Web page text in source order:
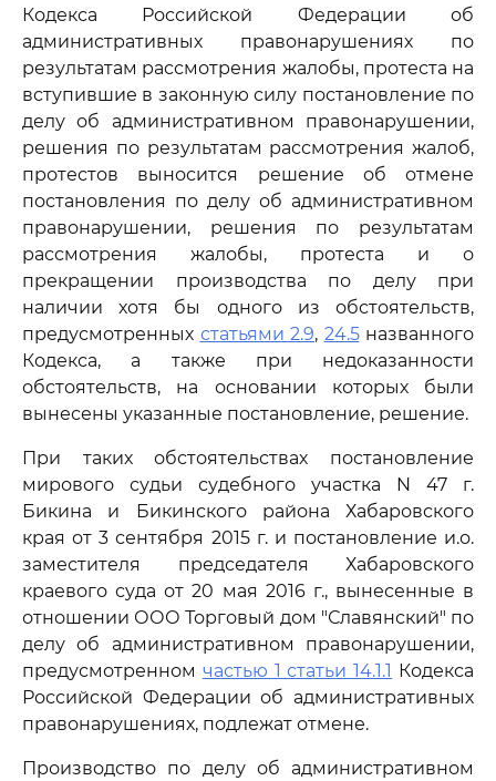
Кодекса Российской Федерации об
административных правонарушениях по
результатам рассмотрения жалобы, протеста на
вступившие в законную силу постановление по
делу об административном правонарушении,
решения по результатам рассмотрения жалоб,
протестов выносится решение об отмене
постановления по делу об административном
правонарушении, решения по результатам
рассмотрения жалобы, протеста и о
прекращении производства по делу при
наличии хотя бы одного из обстоятельств,
предусмотренных статьями 2.9, 24.5названного
Кодекса, а также при недоказанности
обстоятельств, на основании которых были
вынесены указанные постановление, решение.
При таких обстоятельствах постановление
мирового судьи судебного участка N 47 г.
Бикина и Бикинского района Хабаровского
края от 3 сентября 2015 г. и постановление и.о.
заместителя председателя Хабаровского
краевого суда от 20 мая 2016 г., вынесенные в
отношении ООО Торговый дом "Славянский" по
делу об административном правонарушении,
предусмотренном частью 1 статьи 14.1.1 Кодекса
Российской Федерации об административных
правонарушениях, подлежат отмене.
Производство по делу об административном